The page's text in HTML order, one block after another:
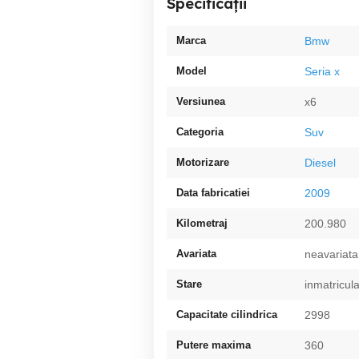
Marca Bmw
Model Seria x
Versiunea x6
Categoria Suv
Motorizare Diesel
Data fabricatiei 2009
Kilometraj 200.980
Avariata neavariata
Stare
Capacitate cilindrica 2998
Putere maxima 360